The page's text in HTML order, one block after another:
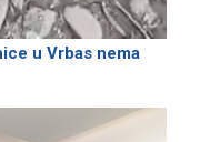
u Vrbas nema